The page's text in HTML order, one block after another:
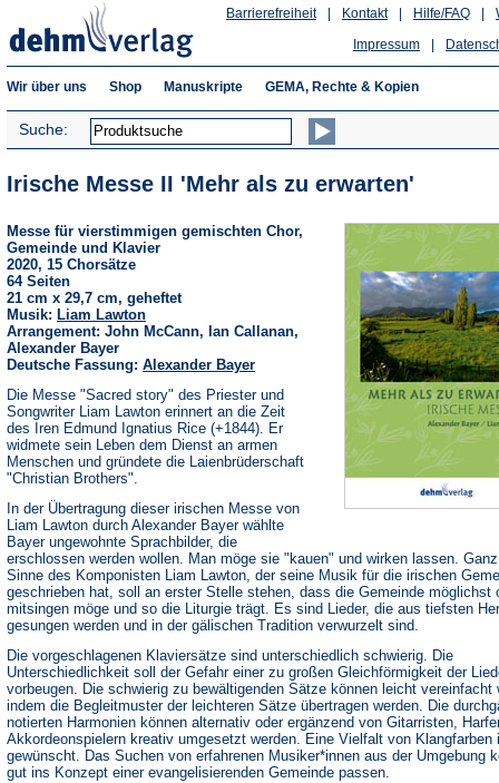
Hilfe/FAQ
Kontakt
Barrierefreiheit
Impressum
Wir über uns Shop Manuskripte GEMA, Rechte & Kopien
Suche:
Irische Messe II 'Mehr als zu erwarten'
Messe für vierstimmigen gemischten Chor,
Gemeinde und Klavier
2020, 15 Chorsätze
64 Seiten
21 cm x 29,7 cm, geheftet
Musik: Liam Lawton
Arrangement: John McCann, Ian Callanan,
Alexander Bayer
Deutsche Fassung: Alexander Bayer
Die Messe "Sacred story" des Priester und
Songwriter Liam Lawton erinnert an die Zeit
des Iren Edmund Ignatius Rice (+1844). Er
widmete sein Leben dem Dienst an armen
Menschen und gründete die Laienbrüderschaft
"Christian Brothers".
In der Übertragung dieser irischen Messe von
Liam Lawton durch Alexander Bayer wählte
Bayer ungewohnte Sprachbilder, die
erschlossen werden wollen. Man möge sie "kauen" und wirken lassen.
Sinne des Komponisten Liam Lawton, der seine Musik für die irischen
geschrieben hat, soll an erster Stelle stehen, dass die Gemeinde möglichst
mitsingen möge und so die Liturgie trägt. Es sind Lieder, die aus tiefsten
gesungen werden und in der gälischen Tradition verwurzelt sind.
Die vorgeschlagenen Klaviersätze sind unterschiedlich schwierig. Die
Unterschiedlichkeit soll der Gefahr einer zu großen Gleichförmigkeit der
vorbeugen. Die schwierig zu bewältigenden Sätze können leicht vereinfacht
indem die Begleitmuster der leichteren Sätze übertragen werden. Die
notierten Harmonien können alternativ oder ergänzend von Gitarristen,
Akkordeonspielern kreativ umgesetzt werden. Eine Vielfalt von Klangfarben
gewünscht. Das Suchen von erfahrenen Musiker*innen aus der Umgebung
gut ins Konzept einer evangelisierenden Gemeinde passen.